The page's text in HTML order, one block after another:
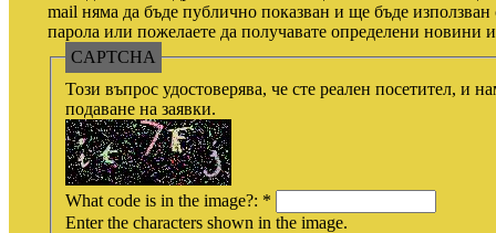
mail няма да бъде публично показван и ще бъде използван
парола или пожелаете да получавате определени новини
CAPTCHA
Този въпрос удостоверява, че сте реален посетител, и
подаване на заявки.
What code is in the image?: *
Enter the characters shown in the image.